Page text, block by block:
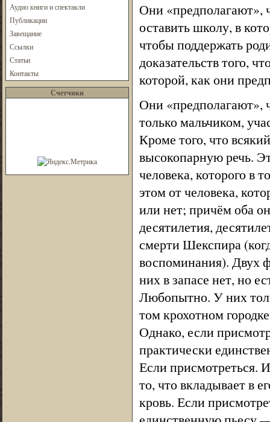
Аудио книги и спектакли
Публикации
Завещание
Ссылки
Статьи
Контакты
Счетчики
Они «предполагают»,
оставить школу, в
чтобы поддержать
доказательств того,
которой, как они
Они «предполагают»,
только мальчиком,
Кроме того, что
высокопарную речь.
человека, которого в
этом от человека,
или нет; причём оба
десятилетия,
смерти Шекспира
воспоминания). Двух
них в запасе нет, но
Любопытно. У них
том крохотном
Однако, если
практически
Если присмотреться.
то, что вкладывает в
кровь. Если